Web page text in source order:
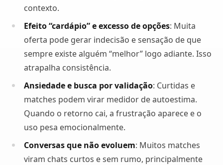
contexto.
Efeito “cardápio” e excesso de opções: Muita
oferta pode gerar indecisão e sensação de que
sempre existe alguém “melhor” logo adiante. Isso
atrapalha consistência.
Ansiedade e busca por validação: Curtidas e
matches podem virar medidor de autoestima.
Quando o retorno cai, a frustração aparece e o
uso pesa emocionalmente.
Conversas que não evoluem: Muitos matches
viram chats curtos e sem rumo, principalmente